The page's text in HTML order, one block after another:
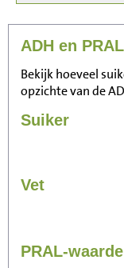
ADH en
Bekijk hoeveel
opzichte van de
Suiker
Vet
PRAL-waarde
Zitten, tv kijken